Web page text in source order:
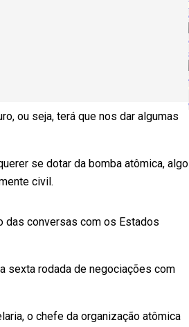
ou seja, terá que nos dar algumas
se dotar da bomba atômica, algo
civil.
das conversas com os Estados
sexta rodada de negociações com
o chefe da organização atômica